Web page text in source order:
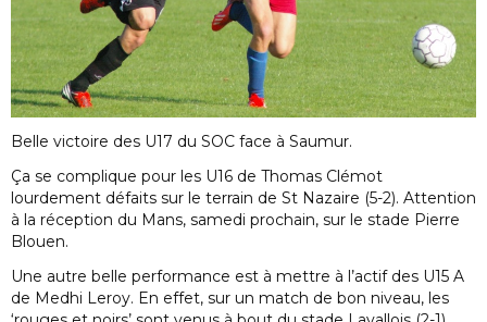
Belle victoire des U17 du SOC face à Saumur.
Ça se complique pour les U16 de Thomas Clémot
lourdement défaits sur le terrain de St Nazaire (5-2). Attention
à la réception du Mans, samedi prochain, sur le stade Pierre
Blouen.
Une autre belle performance est à mettre à l’actif des U15 A
de Medhi Leroy. En effet, sur un match de bon niveau, les